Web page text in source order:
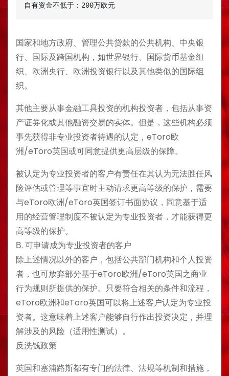
自有资金不低于：200万欧元
国家和地方政府、管理公共贷款的公共机构、中央银
行、国际及跨国机构，如世界银行、国际货币基金组
织、欧洲央行、欧洲投资银行以及其他类似的国际组
织。
其他主要从事金融工具投资的机构投资者，包括从事资
产证券化或其他融资交易的实体。但是，这些机构必须
事先获得非专业投资者待遇的认定，eToro欧
洲/eToro英国或可同意提供更高层级的保障。
被认定为专业投资者的客户有责任在其认为无法胜任风
险评估或管理等事宜时主动请求更高等级的保护，需要
与eToro欧洲/eToro英国签订书面协议，同意基于适
用的经营管理制度不被认定为专业投资者，才能获得更
高等级的保护。
Β. 可申请成为专业投资者的客户
除上述情况以外的客户，包括公共部门机构和个人投资
者，也可放弃部分基于eToro欧洲/eToro英国之商业
行为规则所提供的保护。只要符合相关的条件和流程，
eToro欧洲和eToro英国可以将上述客户认定为专业投
资者。这意味着上述客户能够自行作出投资决定，并理
解涉及的风险（适用性测试）。
反洗钱政策
英国和塞浦路斯都有专门的法律、法规等机制和措施，